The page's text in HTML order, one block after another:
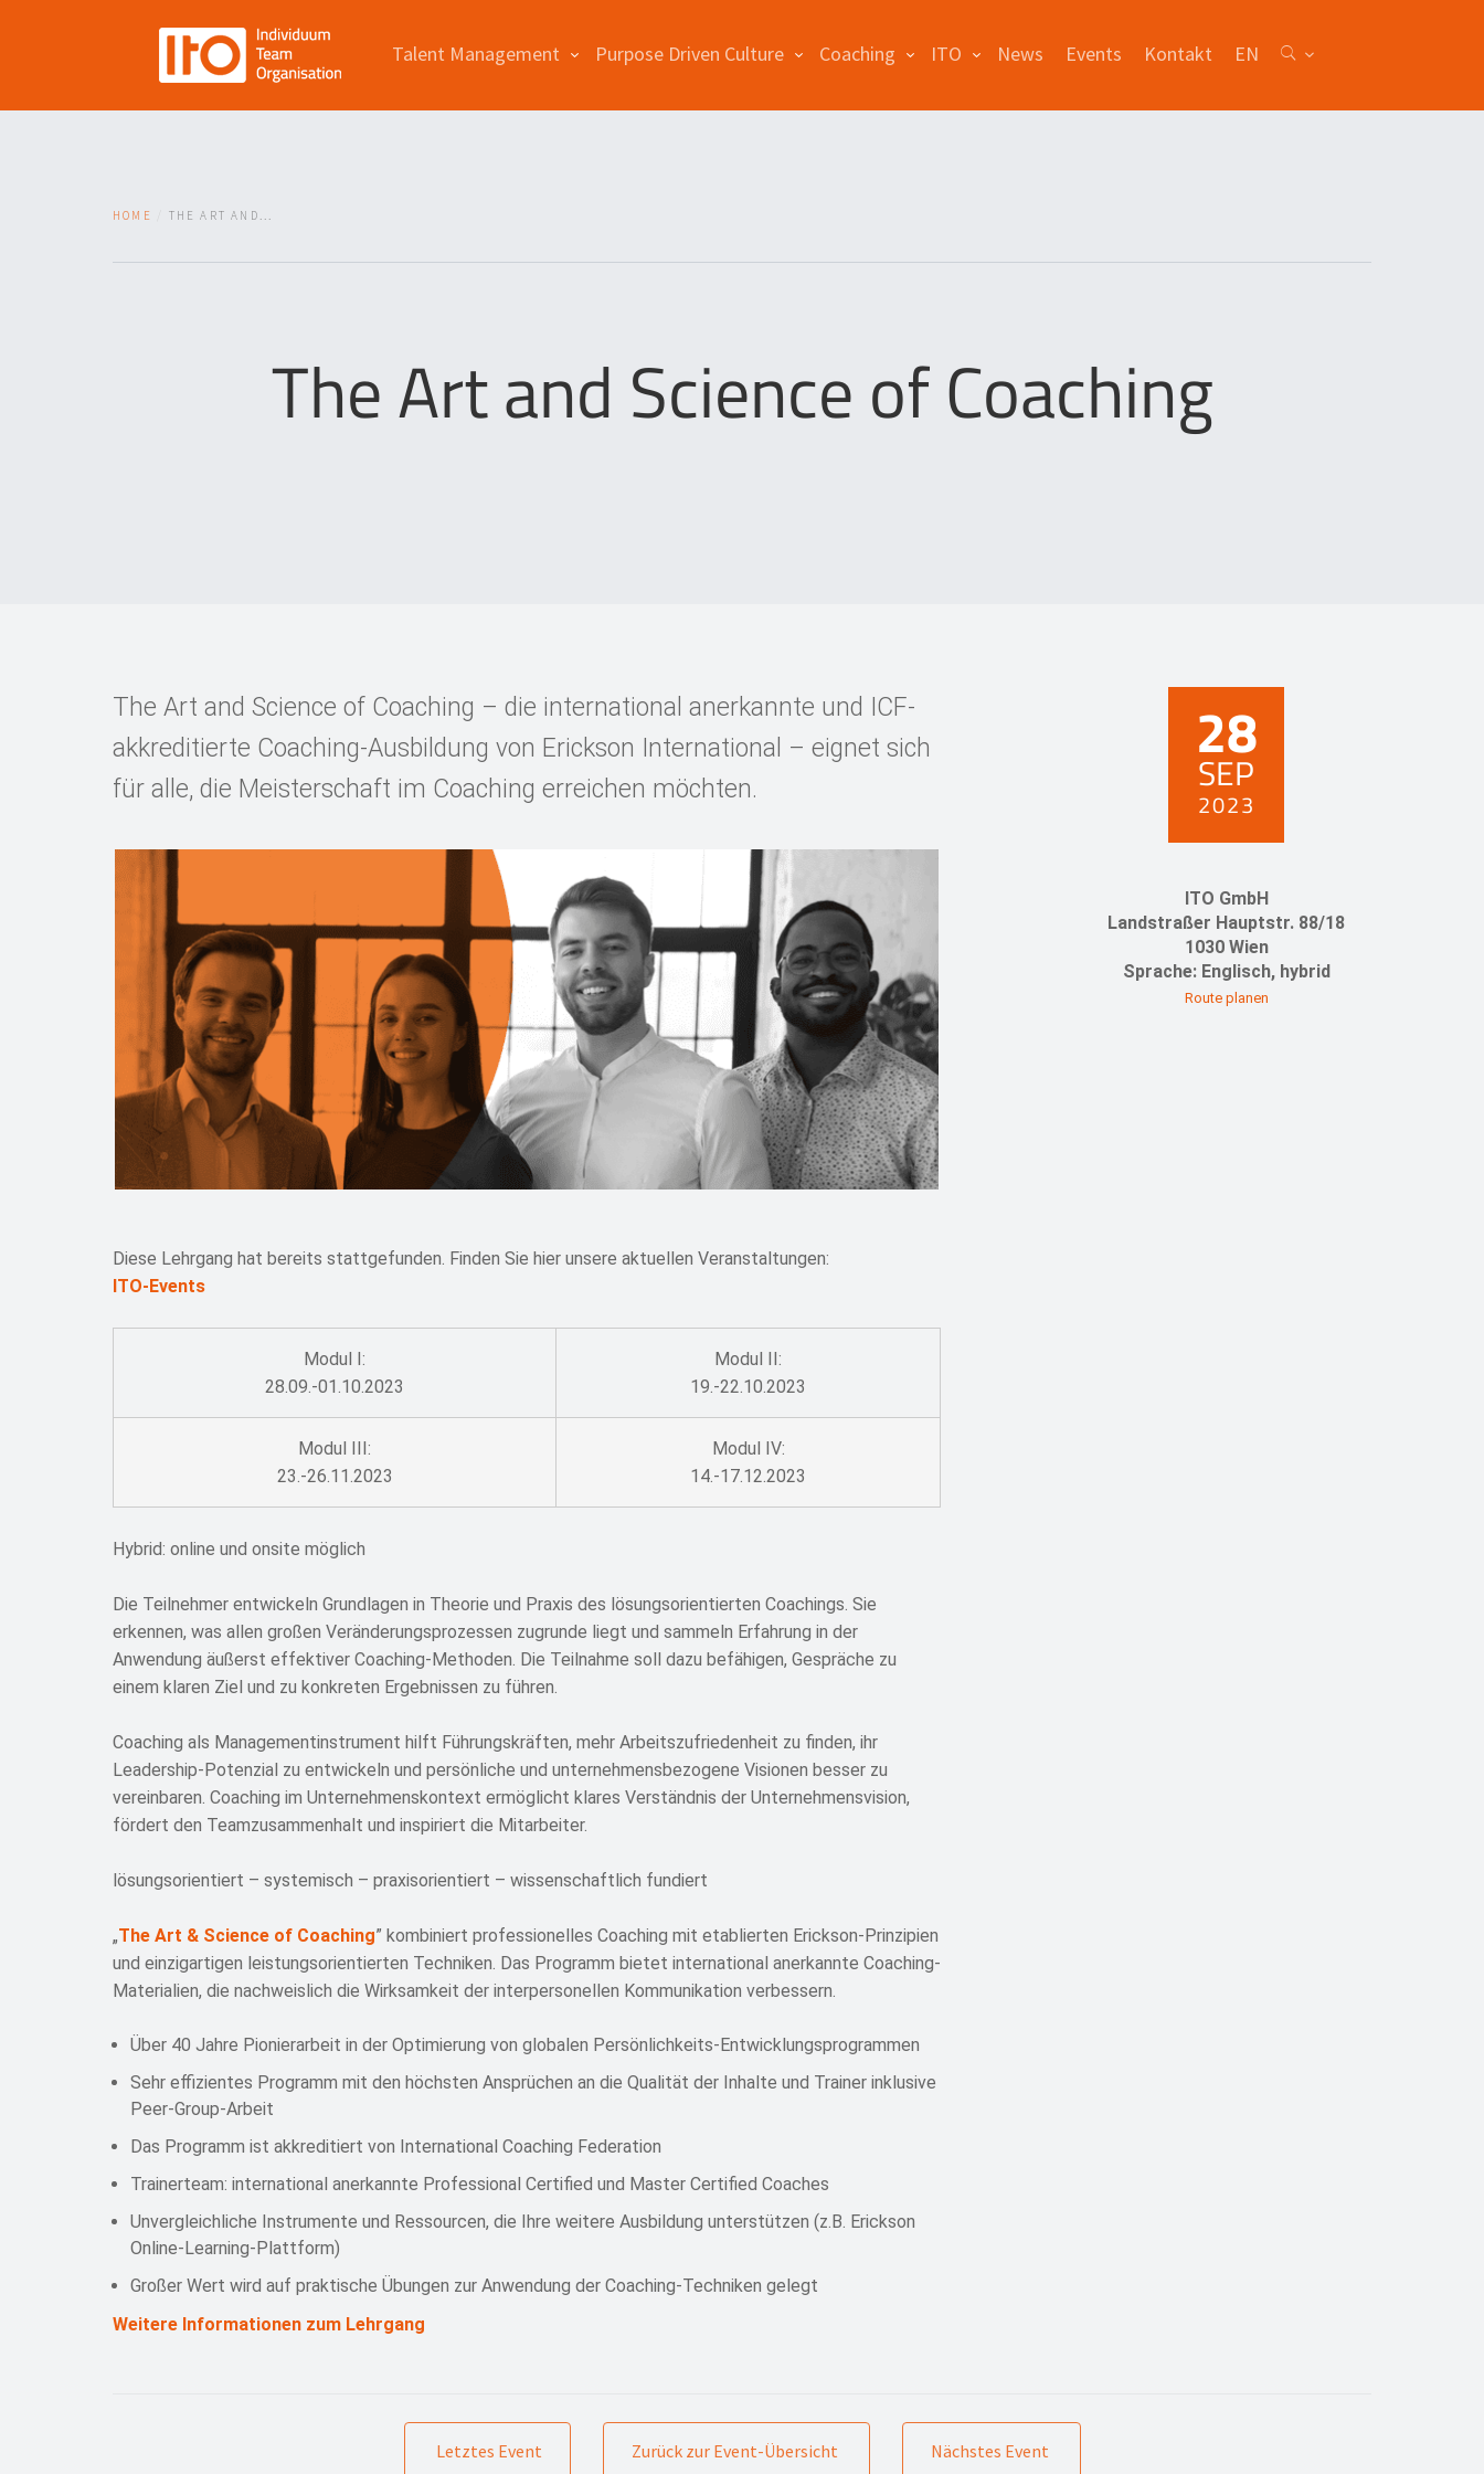
Talent Management Purpose Driven Culture Coaching ITO News Events Kontakt EN
HOME THE ART AND...
The Art and Science of Coaching
The Art and Science of Coaching – die international anerkannte und ICF-
akkreditierte Coaching-Ausbildung von Erickson International – eignet sich
für alle, die Meisterschaft im Coaching erreichen möchten.
Diese Lehrgang hat bereits stattgefunden. Finden Sie hier unsere aktuellen Veranstaltungen:
ITO-Events
Modul I:
28.09.-01.10.2023
Modul II:
19.-22.10.2023
Modul III:
23.-26.11.2023
Modul IV:
14.-17.12.2023
Hybrid: online und onsite möglich
Die Teilnehmer entwickeln Grundlagen in Theorie und Praxis des lösungsorientierten Coachings. Sie
erkennen, was allen großen Veränderungsprozessen zugrunde liegt und sammeln Erfahrung in der
Anwendung äußerst effektiver Coaching-Methoden. Die Teilnahme soll dazu befähigen, Gespräche zu
einem klaren Ziel und zu konkreten Ergebnissen zu führen.
Coaching als Managementinstrument hilft Führungskräften, mehr Arbeitszufriedenheit zu finden, ihr
Leadership-Potenzial zu entwickeln und persönliche und unternehmensbezogene Visionen besser zu
vereinbaren. Coaching im Unternehmenskontext ermöglicht klares Verständnis der Unternehmensvision,
fördert den Teamzusammenhalt und inspiriert die Mitarbeiter.
lösungsorientiert – systemisch – praxisorientiert – wissenschaftlich fundiert
„The Art & Science of Coaching” kombiniert professionelles Coaching mit etablierten Erickson-Prinzipien
und einzigartigen leistungsorientierten Techniken. Das Programm bietet international anerkannte Coaching-
Materialien, die nachweislich die Wirksamkeit der interpersonellen Kommunikation verbessern.
Über 40 Jahre Pionierarbeit in der Optimierung von globalen Persönlichkeits-Entwicklungsprogrammen
Sehr effizientes Programm mit den höchsten Ansprüchen an die Qualität der Inhalte und Trainer inklusive
Peer-Group-Arbeit
Das Programm ist akkreditiert von International Coaching Federation
Trainerteam: international anerkannte Professional Certified und Master Certified Coaches
Unvergleichliche Instrumente und Ressourcen, die Ihre weitere Ausbildung unterstützen (z.B. Erickson
Online-Learning-Plattform)
Großer Wert wird auf praktische Übungen zur Anwendung der Coaching-Techniken gelegt
Weitere Informationen zum Lehrgang
28
SEP
2023
ITO GmbH
Landstraßer Hauptstr. 88/18
1030 Wien
Sprache: Englisch, hybrid
Route planen
Letztes Event Zurück zur Event-Übersicht Nächstes Event